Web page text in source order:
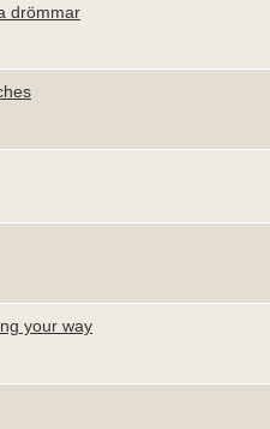
drömmar
your way